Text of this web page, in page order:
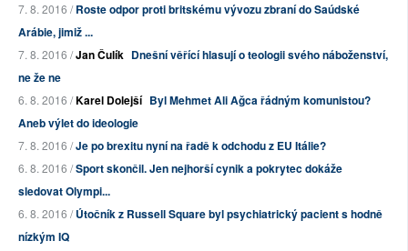
7. 8. 2016 /Roste odpor proti britskému vývozu zbraní do Saúdské
Arábie, jimiž ...
7. 8. 2016 /Jan Čulík Dnešní věřící hlasují o teologii svého náboženství,
ne že ne
6. 8. 2016 /Karel Dolejší Byl Mehmet Ali Ağca řádným komunistou?
Aneb výlet do ideologie
7. 8. 2016 /Je po brexitu nyní na řadě k odchodu z EU Itálie?
6. 8. 2016 /Sport skončil. Jen nejhorší cynik a pokrytec dokáže
sledovat Olympi...
6. 8. 2016 /Útočník z Russell Square byl psychiatrický pacient s hodně
nízkým IQ